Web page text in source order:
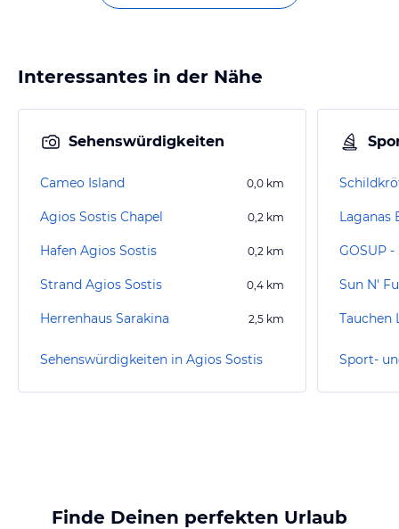
Interessantes in der Nähe
Sehenswürdigkeiten
Cameo Island 0,0 km
Agios Sostis Chapel 0,2 km
Hafen Agios Sostis 0,2 km
Strand Agios Sostis 0,4 km
Herrenhaus Sarakina 2,5 km
Sehenswürdigkeiten in Agios Sostis
Laganas
GOSUP
Sun N'
Tauchen
Finde Deinen perfekten Urlaub